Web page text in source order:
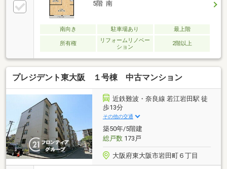
5階 南
南向き 駐車場あり 最上階
所有権
リフォームリノベー
ション
2階以上
プレジデント東大阪 １号棟 中古マンション
近鉄難波・奈良線 若江岩田駅 徒
歩13分
その他の交通
築50年/5階建
総戸数173戸
大阪府東大阪市岩田町６丁目